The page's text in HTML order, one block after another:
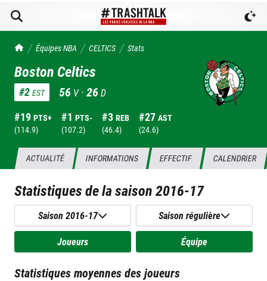
TrashTalk Actu NBA
Équipes NBA CELTICS Stats
Boston Celtics
#2 EST 56 V ·26 D
#19 PTS+
(114.9)
#1 PTS-
(107.2)
#3 REB
(46.4)
#27 AST
(24.6)
ACTUALITÉ INFORMATIONS EFFECTIF CALENDRIER
Statistiques de la saison2016-17
Saison 2016-17 Saison régulière
Joueurs Équipe
Statistiques moyennes des joueurs